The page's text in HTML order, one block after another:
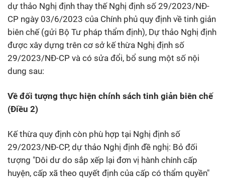
dự thảo Nghị định thay thế Nghị định số 29/2023/NĐ-
CP ngày 03/6/2023 của Chính phủ quy định về tinh giản
biên chế (gửi Bộ Tư pháp thẩm định), Dự thảo Nghị định
được xây dựng trên cơ sở kế thừa Nghị định số
29/2023/NĐ-CP và có sửa đổi, bổ sung một số nội
dung sau:
Về đối tượng thực hiện chính sách tinh giản biên chế
(Điều 2)
Kế thừa quy định còn phù hợp tại Nghị định số
29/2023/NĐ-CP, dự thảo Nghị định đề nghị: Bỏ đối
tượng "Dôi dư do sắp xếp lại đơn vị hành chính cấp
huyện, cấp xã theo quyết định của cấp có thẩm quyền"